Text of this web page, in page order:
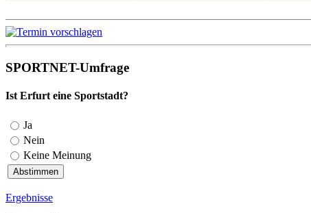
SPORTNET-Umfrage
Ist Erfurt eine Sportstadt?
Ja
Nein
Keine Meinung
Ergebnisse